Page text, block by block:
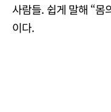
사람들. 쉽게 말해 “몸
이다.